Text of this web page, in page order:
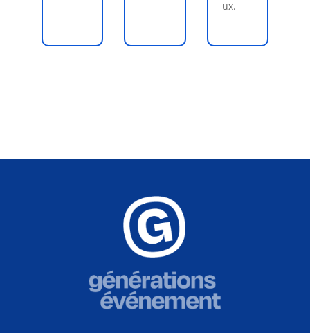
ux.